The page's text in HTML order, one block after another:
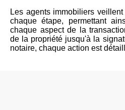
Les agents immobiliers
chaque étape, permettant
chaque aspect de la
de la propriété jusqu'à la
notaire, chaque action est